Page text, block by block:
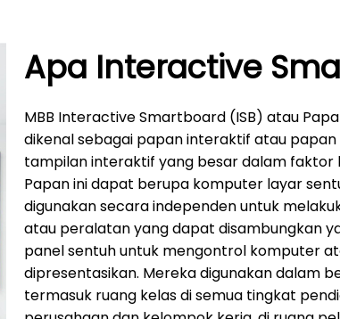
Apa Interactive
MBB Interactive Smartboard (ISB) atau
dikenal sebagai papan interaktif atau
tampilan interaktif yang besar dalam faktor
Papan ini dapat berupa komputer layar
digunakan secara independen untuk
atau peralatan yang dapat disambungkan
panel sentuh untuk mengontrol komputer
dipresentasikan. Mereka digunakan dalam
termasuk ruang kelas di semua tingkat